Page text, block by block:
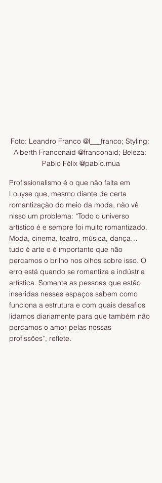
Foto: Leandro Franco @l___franco; Styling:
Alberth Franconaid @franconaid; Beleza:
Pablo Félix @pablo.mua
Profissionalismo é o que não falta em
Louyse que, mesmo diante de certa
romantização do meio da moda, não vê
nisso um problema: “Todo o universo
artístico é e sempre foi muito romantizado.
Moda, cinema, teatro, música, dança…
tudo é arte e é importante que não
percamos o brilho nos olhos sobre isso. O
erro está quando se romantiza a indústria
artística. Somente as pessoas que estão
inseridas nesses espaços sabem como
funciona a estrutura e com quais desafios
lidamos diariamente para que também não
percamos o amor pelas nossas
profissões”, reflete.